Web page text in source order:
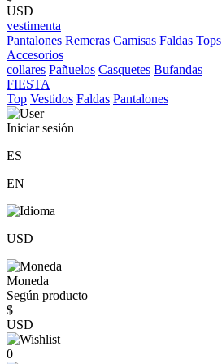
USD
vestimenta
Pantalones Remeras Camisas Faldas Tops
Accesorios
collares Pañuelos Casquetes Bufandas
FIESTA
Top Vestidos Faldas Pantalones
Iniciar sesión
ES
EN
USD
Moneda
Según producto
$
USD
0